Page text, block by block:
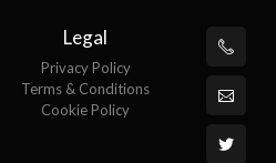
Legal
Privacy Policy
Terms & Conditions
Cookie Policy